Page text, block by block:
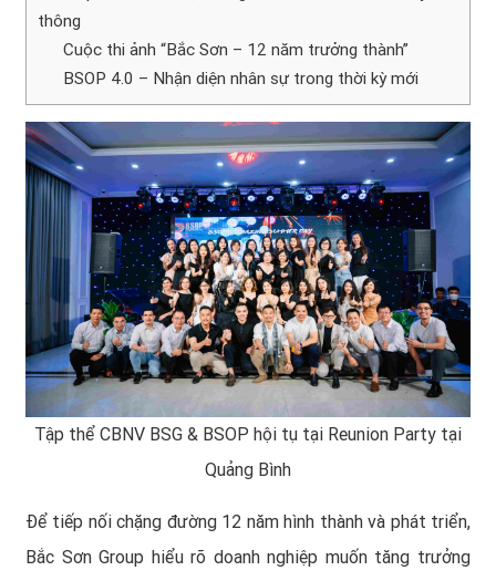
thông
Cuộc thi ảnh “Bắc Sơn – 12 năm trưởng thành”
BSOP 4.0 – Nhận diện nhân sự trong thời kỳ mới
Tập thể CBNV BSG & BSOP hội tụ tại Reunion Party tại
Quảng Bình
Để tiếp nối chặng đường 12 năm hình thành và phát triển,
Bắc Sơn Group hiểu rõ doanh nghiệp muốn tăng trưởng